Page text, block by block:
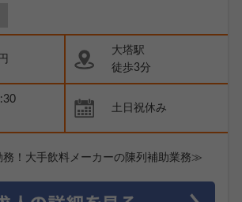
大塔駅
徒歩3分
土日祝休み
！大手飲料メーカーの陳列補助業務≫